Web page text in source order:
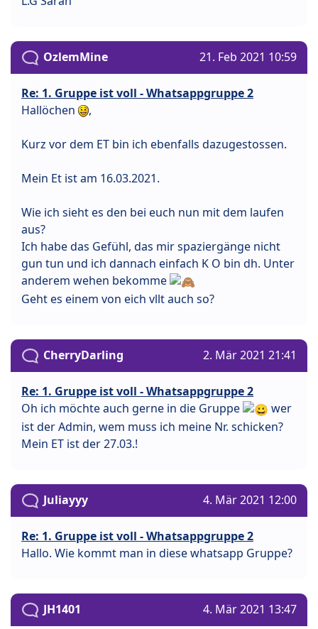
OzlemMine 21. Feb 2021 10:59
Re: 1. Gruppe ist voll - Whatsappgruppe 2
Hallöchen
,
Kurz vor dem ET bin ich ebenfalls dazugestossen.
Mein Et ist am 16.03.2021.
Wie ich sieht es den bei euch nun mit dem laufen
aus?
Ich habe das Gefühl, das mir spaziergänge nicht
gun tun und ich dannach einfach K O bin dh. Unter
anderem wehen bekomme
Geht es einem von eich vllt auch so?
CherryDarling 2. Mär 2021 21:41
Re: 1. Gruppe ist voll - Whatsappgruppe 2
Oh ich möchte auch gerne in die Gruppe
wer
ist der Admin, wem muss ich meine Nr. schicken?
Mein ET ist der 27.03.!
Juliayyy 4. Mär 2021 12:00
Re: 1. Gruppe ist voll - Whatsappgruppe 2
Hallo. Wie kommt man in diese whatsapp Gruppe?
JH1401 4. Mär 2021 13:47